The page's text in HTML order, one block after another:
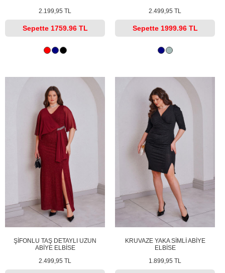
2.199,95 TL
Sepette 1759.96 TL
2.499,95 TL
Sepette 1999.96 TL
ŞİFONLU TAŞ DETAYLI UZUN
ABİYE ELBİSE
2.499,95 TL
KRUVAZE YAKA SİMLİ ABİYE
ELBİSE
1.899,95 TL